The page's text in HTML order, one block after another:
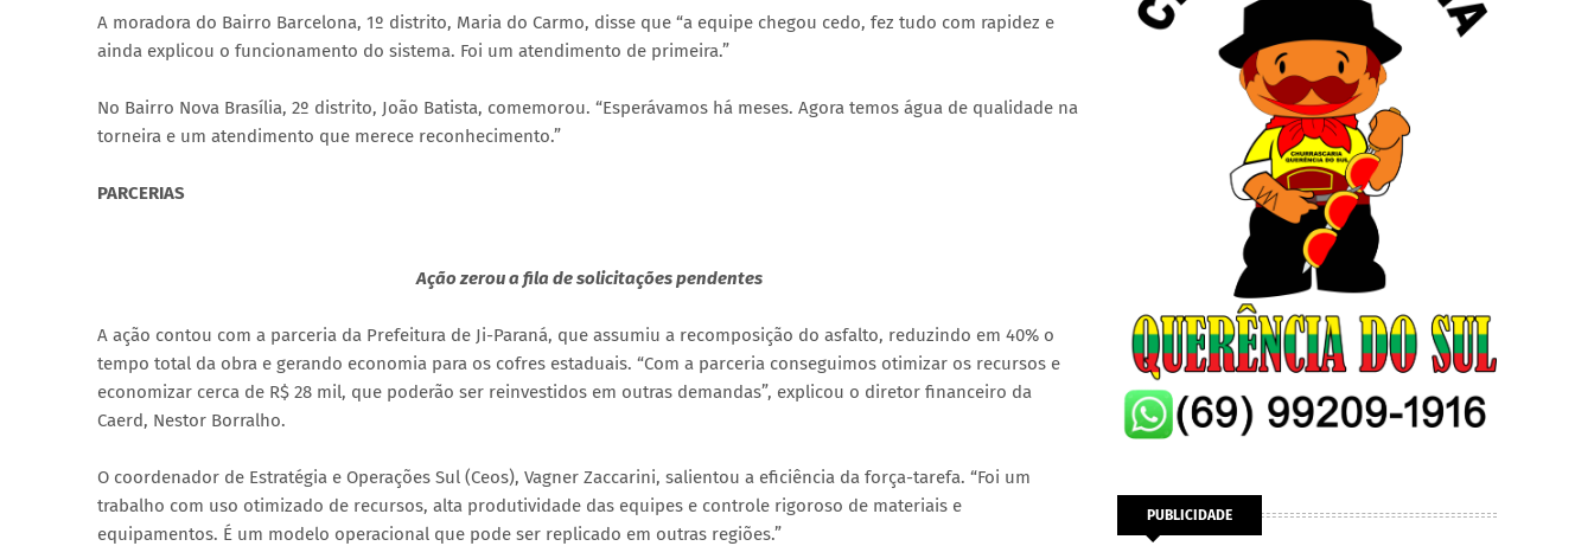
A moradora do Bairro Barcelona, 1º distrito, Maria do Carmo, disse que “a equipe chegou cedo, fez tudo com rapidez e
ainda explicou o funcionamento do sistema. Foi um atendimento de primeira.”
No Bairro Nova Brasília, 2º distrito, João Batista, comemorou. “Esperávamos há meses. Agora temos água de qualidade na
torneira e um atendimento que merece reconhecimento.”
PARCERIAS
Ação zerou a fila de solicitações pendentes
A ação contou com a parceria da Prefeitura de Ji-Paraná, que assumiu a recomposição do asfalto, reduzindo em 40% o
tempo total da obra e gerando economia para os cofres estaduais. “Com a parceria conseguimos otimizar os recursos e
economizar cerca de R$ 28 mil, que poderão ser reinvestidos em outras demandas”, explicou o diretor financeiro da
Caerd, Nestor Borralho.
O coordenador de Estratégia e Operações Sul (Ceos), Vagner Zaccarini, salientou a eficiência da força-tarefa. “Foi um
trabalho com uso otimizado de recursos, alta produtividade das equipes e controle rigoroso de materiais e
equipamentos. É um modelo operacional que pode ser replicado em outras regiões.”
PUBLICIDADE